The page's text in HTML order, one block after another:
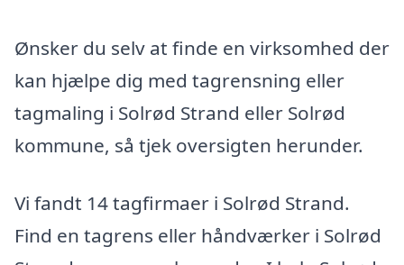
Ønsker du selv at finde en virksomhed der
kan hjælpe dig med tagrensning eller
tagmaling i Solrød Strand eller Solrød
kommune, så tjek oversigten herunder.
Vi fandt 14 tagfirmaer i Solrød Strand.
Find en tagrens eller håndværker i Solrød